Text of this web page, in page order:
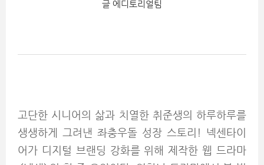
글 에디토리얼팀
고단한 시니어의 삶과 치열한 취준생의 하루하루를
생생하게 그려낸 좌충우돌 성장 스토리! 넥센타이
어가 디지털 브랜딩 강화를 위해 제작한 웹 드라마